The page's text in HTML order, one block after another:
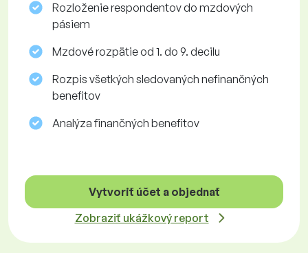
Rozloženie respondentov do mzdových
pásiem
Mzdové rozpätie od 1. do 9. decilu
Rozpis všetkých sledovaných nefinančných
benefitov
Analýza finančných benefitov
Vytvoriť účet a objednať
Zobraziť ukážkový report